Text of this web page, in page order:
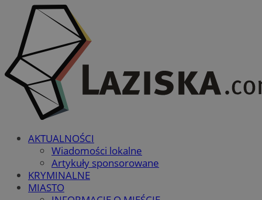
AKTUALNOŚCI
Wiadomości lokalne
Artykuły sponsorowane
KRYMINALNE
MIASTO